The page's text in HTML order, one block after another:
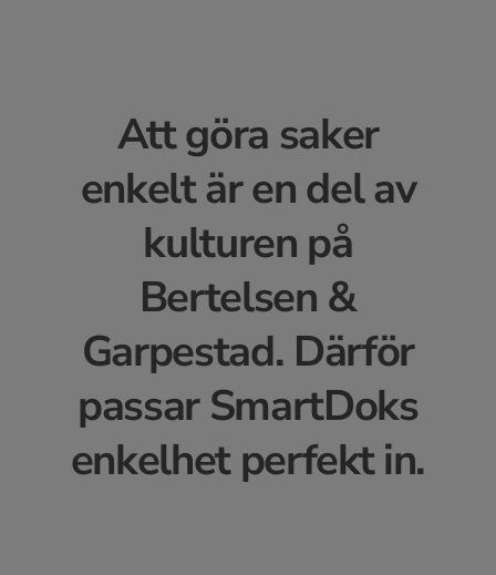
Att göra saker
enkelt är en del av
kulturen på
Bertelsen &
Garpestad. Därför
passar SmartDoks
enkelhet perfekt in.